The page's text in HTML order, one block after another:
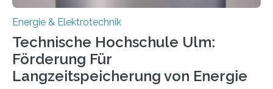
Energie & Elektrotechnik
Technische Hochschule Ulm:
Förderung Für
Langzeitspeicherung von Energie